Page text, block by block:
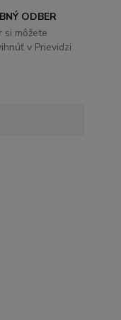
ODBER
si môžete
v Prievidzi